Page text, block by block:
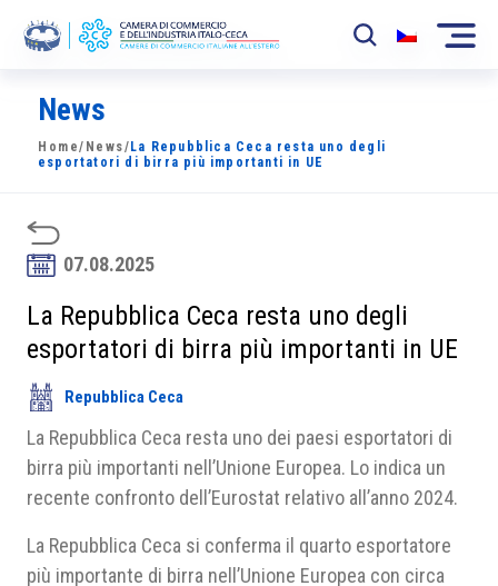
La Camera
News
Sviluppo Mercato
Soci
Partner
Progetti
Area riservata
News
Home/ News/ La Repubblica Ceca resta uno degli
esportatori di birra più importanti in UE
07.08.2025
La Repubblica Ceca resta uno degli
esportatori di birra più importanti in UE
Repubblica Ceca
La Repubblica Ceca resta uno dei paesi esportatori di
birra più importanti nell’Unione Europea. Lo indica un
recente confronto dell’Eurostat relativo all’anno 2024.
La Repubblica Ceca si conferma il quarto esportatore
più importante di birra nell’Unione Europea con circa